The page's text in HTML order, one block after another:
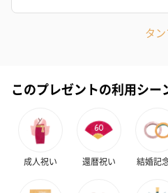
タ
このプレゼントの利用シー
成人祝い 還暦祝い 結婚記